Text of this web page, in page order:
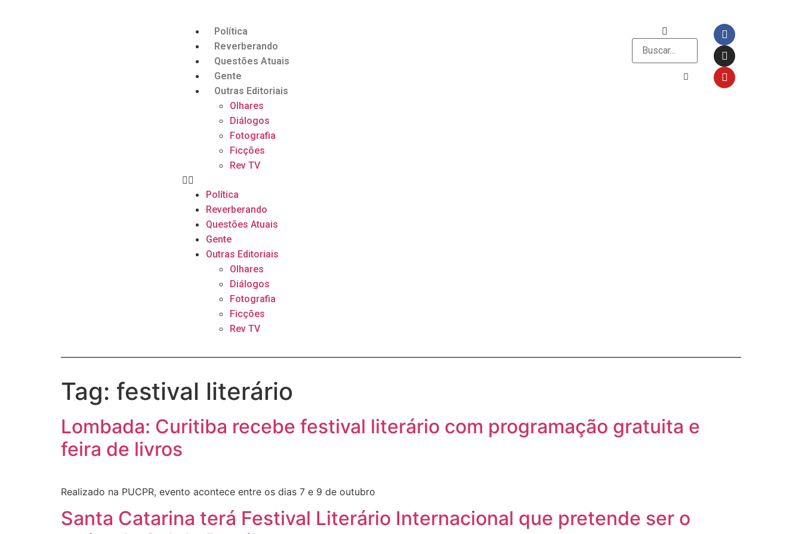
Política
Reverberando
Questões Atuais
Gente
Outras Editoriais
Olhares
Diálogos
Fotografia
Ficções
Rev TV
Política
Reverberando
Questões Atuais
Gente
Outras Editoriais
Olhares
Diálogos
Fotografia
Ficções
Rev TV
Tag: festival literário
Lombada: Curitiba recebe festival literário com programação gratuita e
feira de livros
Realizado na PUCPR, evento acontece entre os dias 7 e 9 de outubro
Santa Catarina terá Festival Literário Internacional que pretende ser o